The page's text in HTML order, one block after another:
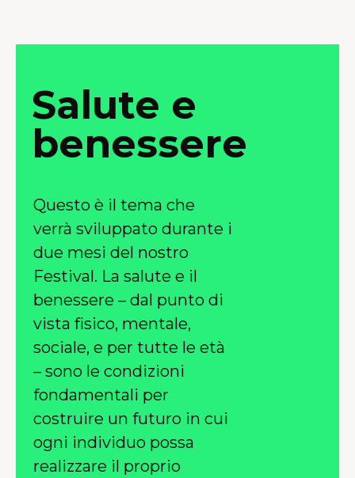
Salute e
benessere
Questo è il tema che
verrà sviluppato durante i
due mesi del nostro
Festival. La salute e il
benessere – dal punto di
vista fisico, mentale,
sociale, e per tutte le età
– sono le condizioni
fondamentali per
costruire un futuro in cui
ogni individuo possa
realizzare il proprio